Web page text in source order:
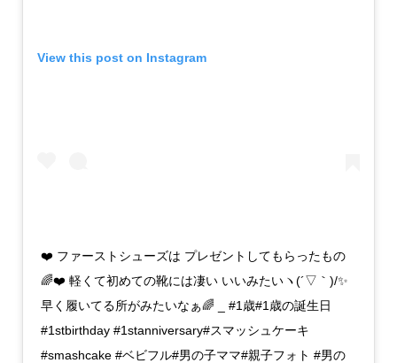
View this post on Instagram
❤️ ファーストシューズは プレゼントしてもらったもの
🌈❤️ 軽くて初めての靴には凄い いいみたいヽ(´▽｀)/✨
早く履いてる所がみたいなぁ🌈 _ #1歳#1歳の誕生日
#1stbirthday #1stanniversary#スマッシュケーキ
#smashcake #ベビフル#男の子ママ#親子フォト #男の